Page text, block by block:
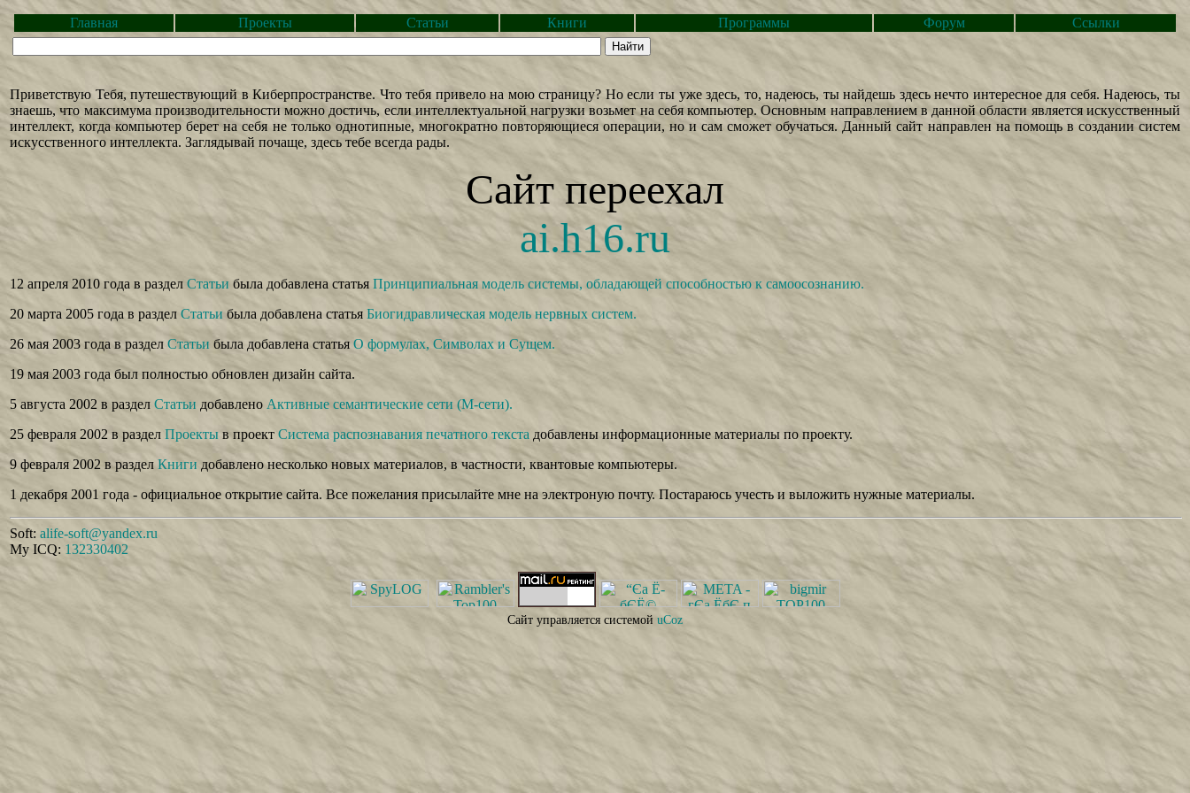
Главная Проекты Статьи Книги Программы Форум Ссылки
Приветствую Тебя, путешествующий в Киберпространстве. Что тебя привело на мою страницу? Но если ты уже здесь, то, надеюсь, ты найдешь здесь нечто интересное для себя. Надеюсь, ты
знаешь, что максимума производительности можно достичь, если интеллектуальной нагрузки возьмет на себя компьютер. Основным направлением в данной области является искусственный
интеллект, когда компьютер берет на себя не только однотипные, многократно повторяющиеся операции, но и сам сможет обучаться. Данный сайт направлен на помощь в создании систем
искусственного интеллекта. Заглядывай почаще, здесь тебе всегда рады.
Сайт переехал
ai.h16.ru
12 апреля 2010 года в раздел Статьи была добавлена статья Принципиальная модель системы, обладающей способностью к самоосознанию.
20 марта 2005 года в раздел Статьи была добавлена статья Биогидравлическая модель нервных систем.
26 мая 2003 года в раздел Статьи была добавлена статья О формулах, Символах и Сущем.
19 мая 2003 года был полностью обновлен дизайн сайта.
5 августа 2002 в раздел Статьи добавлено Активные семантические сети (М-сети).
25 февраля 2002 в раздел Проекты в проект Система распознавания печатного текста добавлены информационные материалы по проекту.
9 февраля 2002 в раздел Книги добавлено несколько новых материалов, в частности, квантовые компьютеры.
1 декабря 2001 года - официальное открытие сайта. Все пожелания присылайте мне на электроную почту. Постараюсь учесть и выложить нужные материалы.
Soft: alife-soft@yandex.ru
My ICQ: 132330402
Сайт управляется системой uCoz